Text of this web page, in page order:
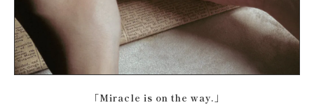
「Miracle is on the way.」